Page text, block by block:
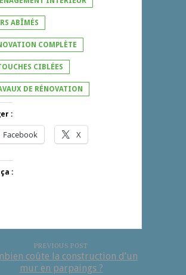
ABÎMÉS
COMPLÈTE
CIBLÉES
DE RÉNOVATION
:
Facebook X
ça :
PREVIOUS POST
coûte la construction d’un
mur en parpaings ?